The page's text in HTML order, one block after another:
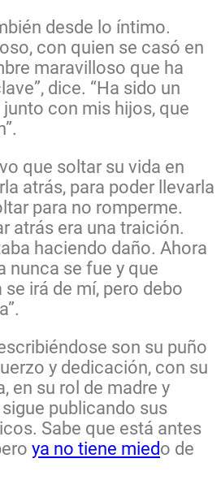
desde lo íntimo.
con quien se casó en
maravilloso que ha
dice. “Ha sido un
con mis hijos, que
que soltar su vida en
atrás, para poder llevarla
para no romperme.
atrás era una traición.
haciendo daño. Ahora
nunca se fue y que
irá de mí, pero debo
son su puño
y dedicación, con su
en su rol de madre y
publicando sus
Sabe que está antes
ya no tiene miedo de